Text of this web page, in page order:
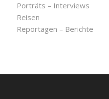
Porträts – Interviews
Reisen
Reportagen – Berichte